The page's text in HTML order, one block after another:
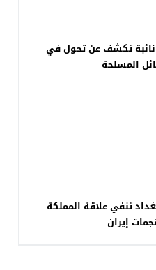
نائبة تكشف عن تحول في
المسلحة
تنفي علاقة المملكة
إيران